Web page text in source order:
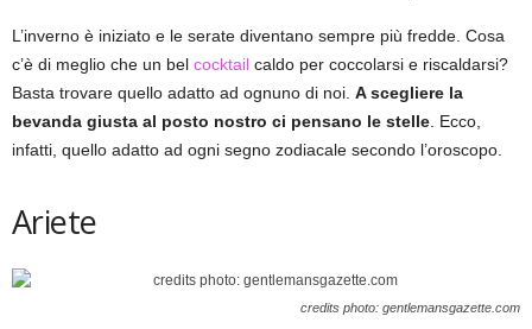
L’inverno è iniziato e le serate diventano sempre più fredde. Cosa
c’è di meglio che un bel cocktail caldo per coccolarsi e riscaldarsi?
Basta trovare quello adatto ad ognuno di noi. A scegliere la
bevanda giusta al posto nostro ci pensano le stelle . Ecco,
infatti, quello adatto ad ogni segno zodiacale secondo l’oroscopo.
Ariete
credits photo: gentlemansgazette.com